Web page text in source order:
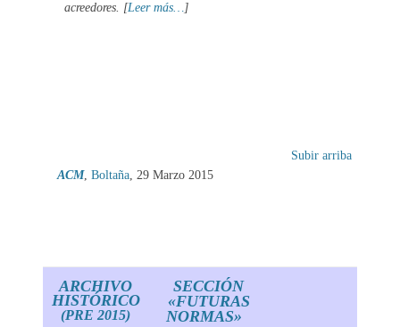
acreedores. [Leer más…]
Subir arriba
ACM, Boltaña, 29 Marzo 2015
ARCHIVO
HISTÓRICO
(PRE 2015)
SECCIÓN
«FUTURAS
NORMAS»